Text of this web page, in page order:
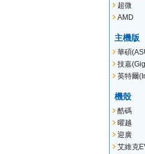
超微
AMD
主機版
華碩
技嘉
英特爾
機殼
酷碼
曜越
迎廣
艾維克